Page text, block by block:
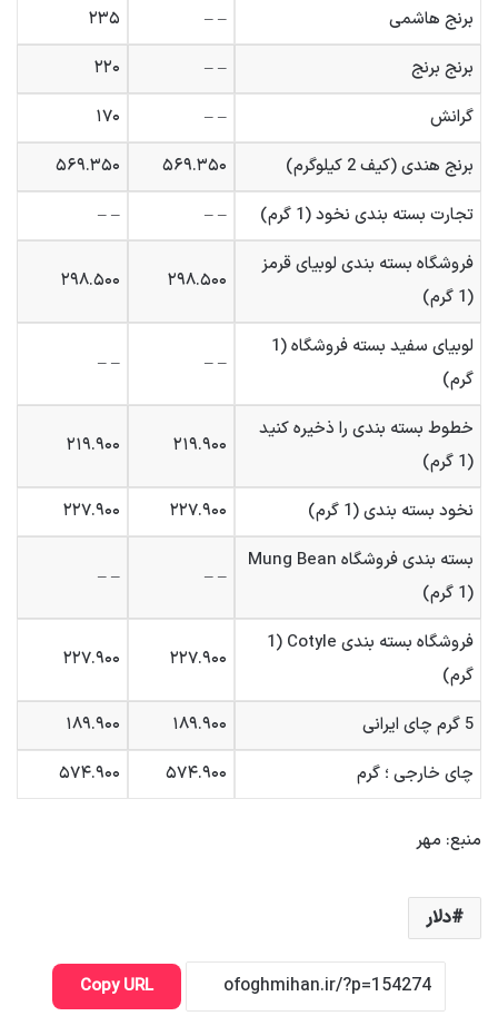
برنج هاشمی – –
۲۳۵
برنج برنج
– –
۲۲۰
گرانش
– –
۱۷۰
برنج هندی (کیف 2 کیلوگرم)
۵۶۹.۳۵۰
۵۶۹.۳۵۰
تجارت بسته بندی نخود (1 گرم)
– –
– –
فروشگاه بسته بندی لوبیای قرمز
(1 گرم)
۲۹۸.۵۰۰ ۲۹۸.۵۰۰
لوبیای سفید بسته فروشگاه (1
گرم)
– –
– –
خطوط بسته بندی را ذخیره کنید
(1 گرم)
۲۱۹.۹۰۰ ۲۱۹.۹۰۰
نخود بسته بندی (1 گرم) ۲۲۷.۹۰۰
۲۲۷.۹۰۰
بسته بندی فروشگاه Mung Bean
(1 گرم)
– –
– –
فروشگاه بسته بندی Cotyle (1
گرم)
۲۲۷.۹۰۰ ۲۲۷.۹۰۰
5 گرم چای ایرانی ۱۸۹.۹۰۰
۱۸۹.۹۰۰
چای خارجی ؛ گرم
۵۷۴.۹۰۰ ۵۷۴.۹۰۰
منبع: مهر
دلار
Copy URL